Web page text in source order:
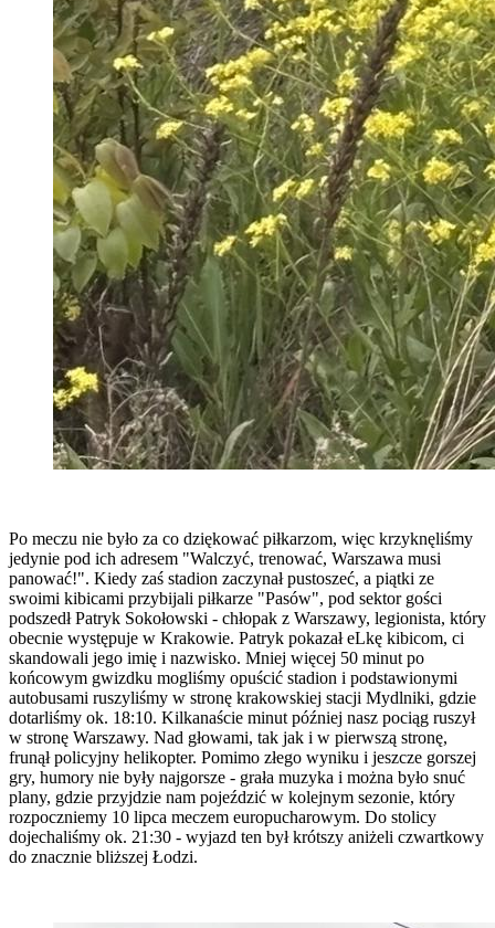
Po meczu nie było za co dziękować piłkarzom, więc krzyknęliśmy
jedynie pod ich adresem "Walczyć, trenować, Warszawa musi
panować!". Kiedy zaś stadion zaczynał pustoszeć, a piątki ze
swoimi kibicami przybijali piłkarze "Pasów", pod sektor gości
podszedł Patryk Sokołowski - chłopak z Warszawy, legionista, który
obecnie występuje w Krakowie. Patryk pokazał eLkę kibicom, ci
skandowali jego imię i nazwisko. Mniej więcej 50 minut po
końcowym gwizdku mogliśmy opuścić stadion i podstawionymi
autobusami ruszyliśmy w stronę krakowskiej stacji Mydlniki, gdzie
dotarliśmy ok. 18:10. Kilkanaście minut później nasz pociąg ruszył
w stronę Warszawy. Nad głowami, tak jak i w pierwszą stronę,
frunął policyjny helikopter. Pomimo złego wyniku i jeszcze gorszej
gry, humory nie były najgorsze - grała muzyka i można było snuć
plany, gdzie przyjdzie nam pojeździć w kolejnym sezonie, który
rozpoczniemy 10 lipca meczem europucharowym. Do stolicy
dojechaliśmy ok. 21:30 - wyjazd ten był krótszy aniżeli czwartkowy
do znacznie bliższej Łodzi.